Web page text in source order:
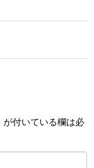
が付いている欄は必